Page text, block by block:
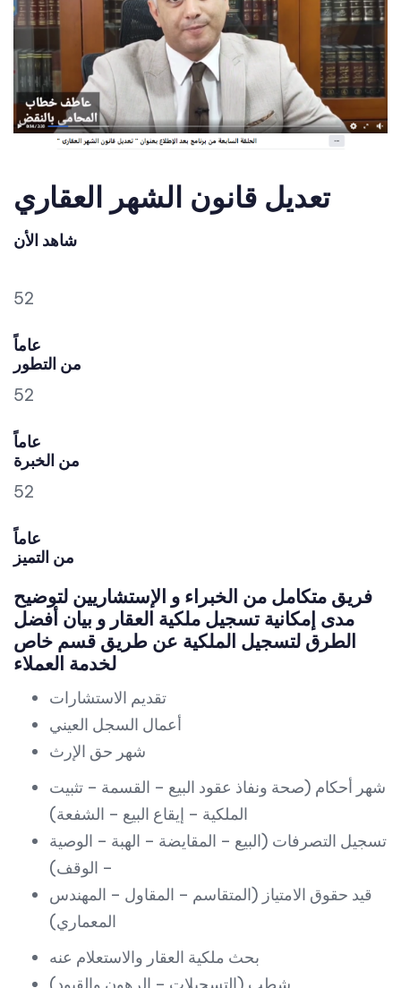
تعديل قانون الشهر العقاري
شاهد الأن
52
عاماً
من التطور
52
عاماً
من الخبرة
52
عاماً
من التميز
فريق متكامل من الخبراء و الإستشاريين لتوضيح
مدى إمكانية تسجيل ملكية العقار و بيان أفضل
الطرق لتسجيل الملكية عن طريق قسم خاص
لخدمة العملاء
تقديم الاستشارات
أعمال السجل العيني
شهر حق الإرث
شهر أحكام (صحة ونفاذ عقود البيع – القسمة – تثبيت
الملكية – إيقاع البيع – الشفعة)
تسجيل التصرفات (البيع – المقايضة – الهبة – الوصية
– الوقف)
قيد حقوق الامتياز (المتقاسم – المقاول – المهندس
المعماري)
بحث ملكية العقار والاستعلام عنه